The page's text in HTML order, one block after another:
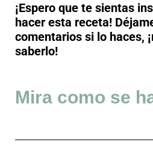
¡Espero que te sientas
hacer esta receta!
comentarios si lo haces,
saberlo!
Mira como se